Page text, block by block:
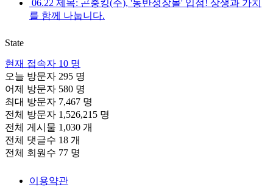
06.22 제목: 곤충킹(주), '동반성장몰' 입점! 상생과 가치
를 함께 나눕니다.
State
현재 접속자 10 명
오늘 방문자 295 명
어제 방문자 580 명
최대 방문자 7,467 명
전체 방문자 1,526,215 명
전체 게시물 1,030 개
전체 댓글수 18 개
전체 회원수 77 명
이용약관